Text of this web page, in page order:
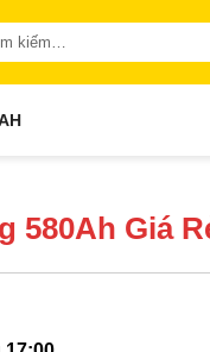
580Ah Giá